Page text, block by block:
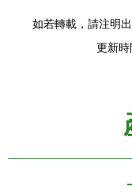
如若轉載，請注明
更新